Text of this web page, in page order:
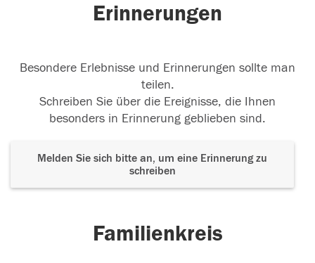
Erinnerungen
Besondere Erlebnisse und Erinnerungen sollte man
teilen.
Schreiben Sie über die Ereignisse, die Ihnen
besonders in Erinnerung geblieben sind.
Melden Sie sich bitte an, um eine Erinnerung zu
schreiben
Familienkreis